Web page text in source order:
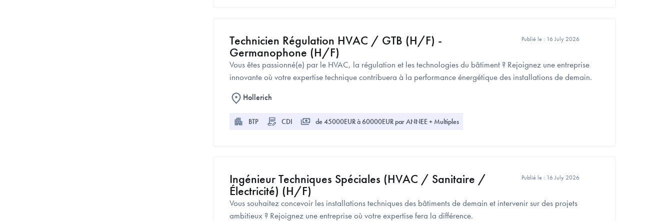
Technicien Régulation HVAC / GTB (H/F) -
Germanophone (H/F)
Publié le : 16 July 2026
Vous êtes passionné(e) par le HVAC, la régulation et les technologies du bâtiment ? Rejoignez une entreprise
innovante où votre expertise technique contribuera à la performance énergétique des installations de demain.
Hollerich
BTP CDI de 45000EUR à 60000EUR par ANNEE + Multiples
Ingénieur Techniques Spéciales (HVAC / Sanitaire /
Électricité) (H/F)
Publié le : 16 July 2026
Vous souhaitez concevoir les installations techniques des bâtiments de demain et intervenir sur des projets
ambitieux ? Rejoignez une entreprise où votre expertise fera la différence.